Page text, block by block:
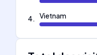
4. Vietnam